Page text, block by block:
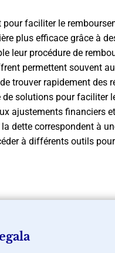
pour faciliter le
plus efficace grâce à
leur procédure de
permettent souvent
trouver rapidement des
de solutions pour
ajustements financiers
dette correspondent à
à différents outils